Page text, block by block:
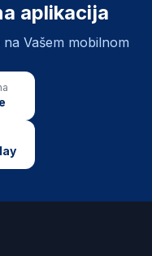
aplikacija
Vašem mobilnom